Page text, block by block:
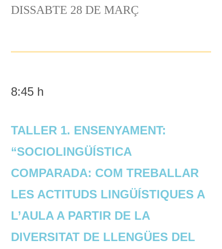
DISSABTE 28 DE MARÇ
8:45 h
TALLER 1. ENSENYAMENT:
“SOCIOLINGÜÍSTICA
COMPARADA: COM TREBALLAR
LES ACTITUDS LINGÜÍSTIQUES A
L’AULA A PARTIR DE LA
DIVERSITAT DE LLENGÜES DEL